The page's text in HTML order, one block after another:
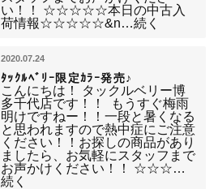
い！！ ☆☆☆☆☆本日の中古入
荷情報☆☆☆☆☆&n…続く
2020.07.24
ﾀｯｸﾙﾍﾞﾘｰ限定ｶﾗｰ発売♪
こんにちは！ タックルベリー博
多千代店です！！ もうすぐ梅雨
明けですねー！！一段と暑くなる
と思われますので熱中症にご注意
ください！！お探しの商品があり
ましたら、お気軽にスタッフまで
お声かけください！！ ☆☆☆…
続く